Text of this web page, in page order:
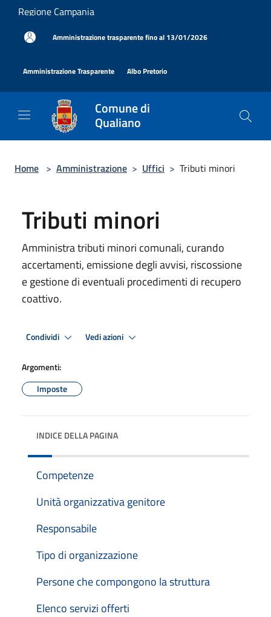
Salta al contenuto principale
Regione Campania
Amministrazione trasparente fino al 13/01/2026
Amministrazione Trasparente Albo Pretorio
Comune di
Qualiano
Home > Amministrazione > Uffici > Tributi minori
Tributi minori
Amministra tributi minori comunali, curando
accertamenti, emissione degli avvisi, riscossione
e gestione di eventuali procedimenti di recupero
coattivo.
Condividi Vedi azioni
Argomenti:
Imposte
INDICE DELLA PAGINA
Competenze
Unità organizzativa genitore
Responsabile
Tipo di organizzazione
Persone che compongono la struttura
Elenco servizi offerti